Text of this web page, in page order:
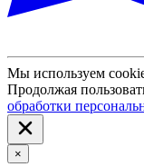
Мы используем
Продолжая
обработки
×